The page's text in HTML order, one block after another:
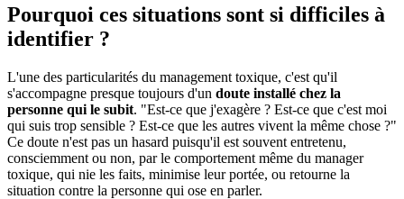
Pourquoi ces situations sont si difficiles à
identifier ?
L'une des particularités du management toxique, c'est qu'il
s'accompagne presque toujours d'un doute installé chez la
personne qui le subit. "Est-ce que j'exagère ? Est-ce que c'est moi
qui suis trop sensible ? Est-ce que les autres vivent la même chose ?"
Ce doute n'est pas un hasard puisqu'il est souvent entretenu,
consciemment ou non, par le comportement même du manager
toxique, qui nie les faits, minimise leur portée, ou retourne la
situation contre la personne qui ose en parler.